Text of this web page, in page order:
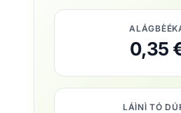
0,35
LÁÌNÌ TÓ